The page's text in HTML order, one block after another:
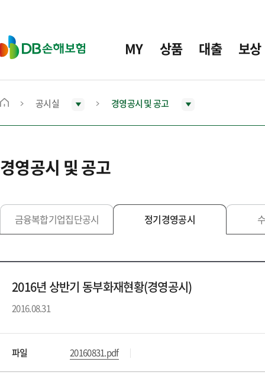
D
B
보
MY 상품 대출 보상
메
으
로
동
공시실 경영공시 및 공고
경영공시 및 공고
금융복합기업집단공시 정기경영공시
2016년 상반기 동부화재현황(경영공시)
2016.08.31
파일 20160831.pdf